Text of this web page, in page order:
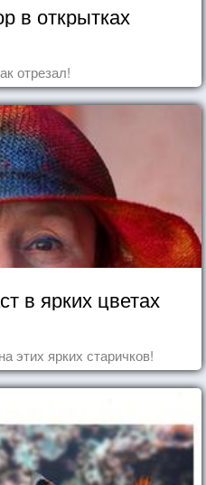
в открытках
отрезал!
в ярких цветах
этих ярких старичков!